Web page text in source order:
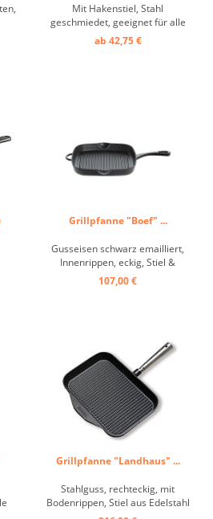
Mit Hakenstiel, Stahl
geschmiedet, geeignet für alle
Herdarten: Elektro/Ceran,
Induktion, Grill, Gas- und
ab 42,75 €
Grillpfanne "Boef" ...
Gusseisen schwarz emailliert,
Innenrippen, eckig, Stiel &
Gegengriff ...
107,00 €
Grillpfanne "Landhaus" ...
Stahlguss, rechteckig, mit
Bodenrippen, Stiel aus Edelstahl
18 cm lang, induktionsgeeignet ...